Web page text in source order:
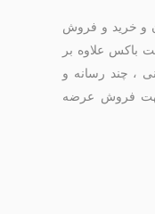
و خرید و فروش
باکس علاوه بر
، چند رسانه و
جهت فروش عرضه